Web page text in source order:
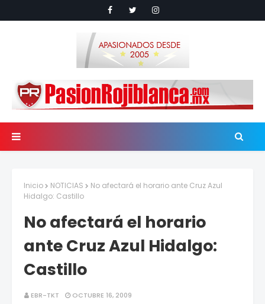
Inicio NOTICIAS
No afectará el horario ante Cruz Azul
Hidalgo: Castillo
No afectará el horario
ante Cruz Azul Hidalgo:
Castillo
EBR-TKT OCTUBRE 16, 2009